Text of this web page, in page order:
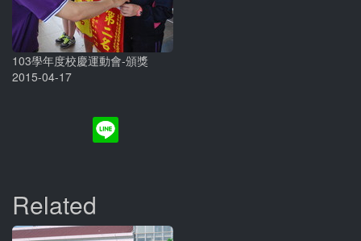
103學年度校慶運動會-頒獎
2015-04-17
Related